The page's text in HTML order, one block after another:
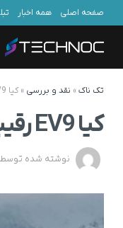
صفحه اصلی همه اخبار
تک ناک» نقد و بررسی »کیا EV9 رقیبی جدید در بازار خودروهای شاسی بلند
کیا EV9 رقیبی جدید در بازار خودروهای شاسی بلند
نوشته شده توسط